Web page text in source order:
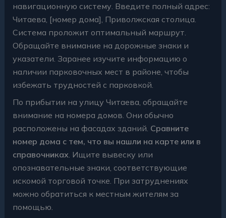
навигационную систему. Введите полный адрес:
Читаева, [номер дома], Приволжская столица.
Система проложит оптимальный маршрут.
Обращайте внимание на дорожные знаки и
указатели. Заранее изучите информацию о
наличии парковочных мест в районе, чтобы
избежать трудностей с парковкой.
По прибытии на улицу Читаева, обращайте
внимание на номера домов. Они обычно
расположены на фасадах зданий. Сравните
номер дома с тем, что вы нашли на карте или в
справочниках . Ищите вывеску или
опознавательные знаки, соответствующие
искомой торговой точке. При затруднениях
можно обратиться к местным жителям за
помощью.